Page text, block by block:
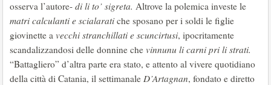
osserva l’autore- di li to’ sigreta. Altrove la polemica investe le
matri calculanti e scialarati che sposano per i soldi le figlie
giovinette a vecchi stranchillati e scuncirtusi, ipocritamente
scandalizzandosi delle donnine che vinnunu li carni pri li strati.
“Battagliero” d’altra parte era stato, e attento al vivere quotidiano
della città di Catania, il settimanale D’Artagnan, fondato e diretto